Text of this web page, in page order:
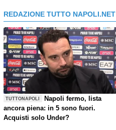
REDAZIONE TUTTO NAPOLI.NET
TUTTONAPOLI
Napoli fermo, lista
ancora piena: in 5 sono fuori.
Acquisti solo Under?